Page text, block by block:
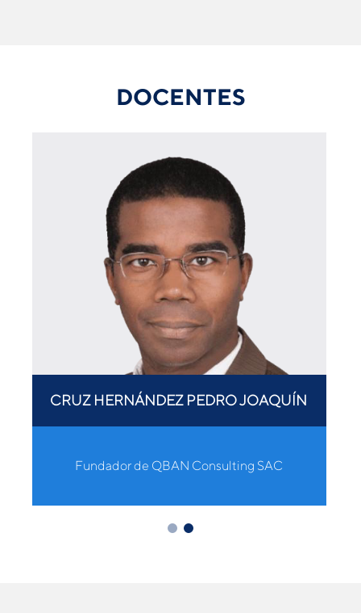
DOCENTES
CRUZ HERNÁNDEZ PEDRO JOAQUÍN
Fundador de QBAN Consulting SAC